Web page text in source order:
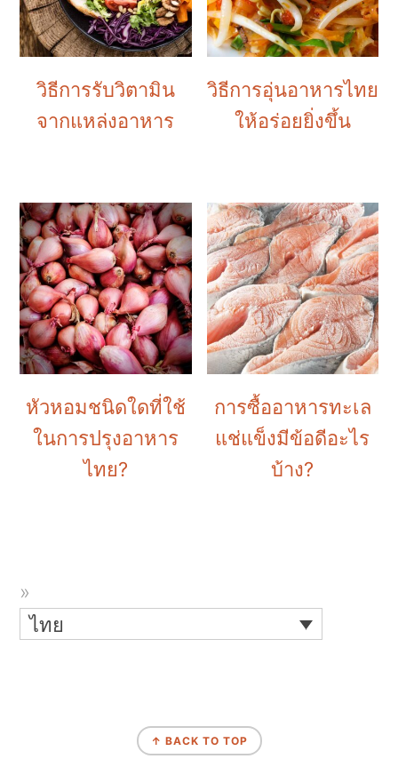
วิธีการรับวิตามิน
จากแหล่งอาหาร
วิธีการอุ่นอาหารไทย
ให้อร่อยยิ่งขึ้น
หัวหอมชนิดใดที่ใช้
ในการปรุงอาหาร
ไทย?
การซื้ออาหารทะเล
แช่แข็งมีข้อดีอะไร
บ้าง?
ไทย
↑ BACK TO TOP